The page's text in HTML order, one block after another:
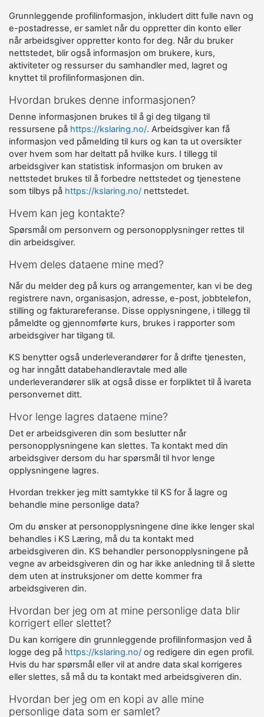
Grunnleggende profilinformasjon, inkludert ditt fulle navn og
e-postadresse, er samlet når du oppretter din konto eller
når arbeidsgiver oppretter konto for deg. Når du bruker
nettstedet, blir også informasjon om brukere, kurs,
aktiviteter og ressurser du samhandler med, lagret og
knyttet til profilinformasjonen din.
Hvordan brukes denne informasjonen?
Denne informasjonen brukes til å gi deg tilgang til
ressursene på https://kslaring.no/. Arbeidsgiver kan få
informasjon ved påmelding til kurs og kan ta ut oversikter
over hvem som har deltatt på hvilke kurs. I tillegg til
arbeidsgiver kan statistisk informasjon om bruken av
nettstedet brukes til å forbedre nettstedet og tjenestene
som tilbys på https://kslaring.no/ nettstedet.
Hvem kan jeg kontakte?
Spørsmål om personvern og personopplysninger rettes til
din arbeidsgiver.
Hvem deles dataene mine med?
Når du melder deg på kurs og arrangementer, kan vi be deg
registrere navn, organisasjon, adresse, e-post, jobbtelefon,
stilling og fakturareferanse. Disse opplysningene, i tillegg til
påmeldte og gjennomførte kurs, brukes i rapporter som
arbeidsgiver har tilgang til.
KS benytter også underleverandører for å drifte tjenesten,
og har inngått databehandleravtale med alle
underleverandører slik at også disse er forpliktet til å ivareta
personvernet ditt.
Hvor lenge lagres dataene mine?
Det er arbeidsgiveren din som beslutter når
personopplysningene kan slettes. Ta kontakt med din
arbeidsgiver dersom du har spørsmål til hvor lenge
opplysningene lagres.
Hvordan trekker jeg mitt samtykke til KS for å lagre og
behandle mine personlige data?
Om du ønsker at personopplysningene dine ikke lenger skal
behandles i KS Læring, må du ta kontakt med
arbeidsgiveren din. KS behandler personopplysningene på
vegne av arbeidsgiveren din og har ikke anledning til å slette
dem uten at instruksjoner om dette kommer fra
arbeidsgiveren din.
Hvordan ber jeg om at mine personlige data blir
korrigert eller slettet?
Du kan korrigere din grunnleggende profilinformasjon ved å
logge deg på https://kslaring.no/ og redigere din egen profil.
Hvis du har spørsmål eller vil at andre data skal korrigeres
eller slettes, så må du ta kontakt med arbeidsgiveren din.
Hvordan ber jeg om en kopi av alle mine
personlige data som er samlet?